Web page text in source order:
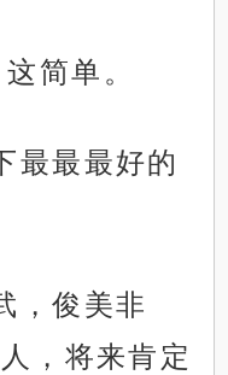
简单。
最最最好的
，俊美非
，将来肯定